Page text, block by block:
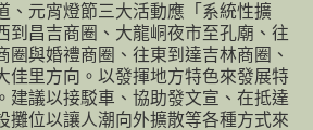
、元宵燈節三大活動應「系統性擴
到昌吉商圈、大龍峒夜市至孔廟、往
圈與婚禮商圈、往東到達吉林商圈、
佳里方向。以發揮地方特色來發展特
建議以接駁車、協助發文宣、在抵達
攤位以讓人潮向外擴散等各種方式來